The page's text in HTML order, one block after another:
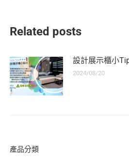
Related posts
設計展示櫃小
2024/08/20
產品分類